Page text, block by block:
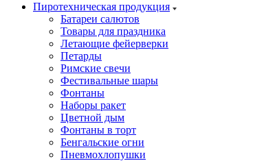
Пиротехническая продукция
Батареи салютов
Товары для праздника
Летающие фейерверки
Петарды
Римские свечи
Фестивальные шары
Фонтаны
Наборы ракет
Цветной дым
Фонтаны в торт
Бенгальские огни
Пневмохлопушки